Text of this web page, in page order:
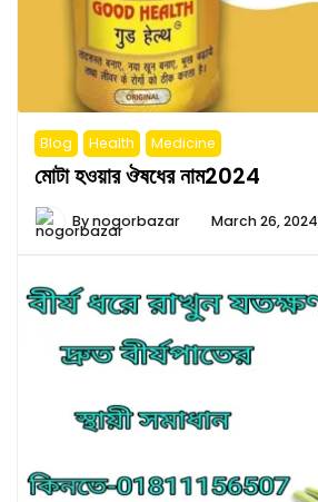
Blog Health Medicine
মোটা হওয়ার ঔষধের নাম2024
Bynogorbazar March 26, 2024